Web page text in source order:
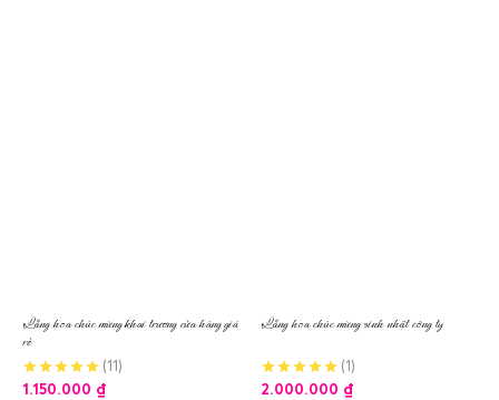
Lẵng hoa chúc mừng khai trương cửa hàng giá
rẻ
(11)
1.150.000 ₫
Lẵng hoa chúc mừng sinh nhật công ty
(1)
2.000.000 ₫